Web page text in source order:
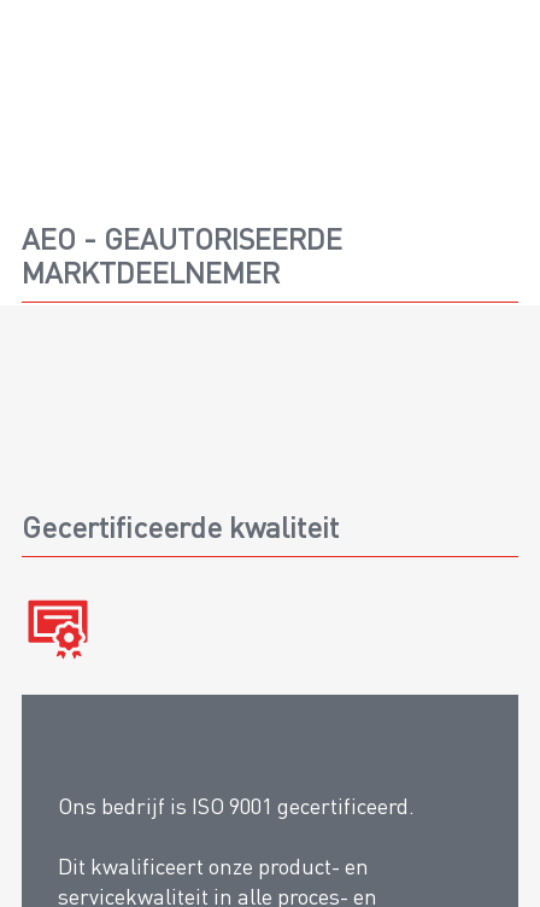
AEO - GEAUTORISEERDE
MARKTDEELNEMER
Gecertificeerde kwaliteit
Ons bedrijf is ISO 9001 gecertificeerd.
Dit kwalificeert onze product- en
servicekwaliteit in alle proces- en